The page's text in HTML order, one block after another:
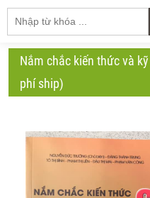
Nắm chắc kiến thức và
phí ship)